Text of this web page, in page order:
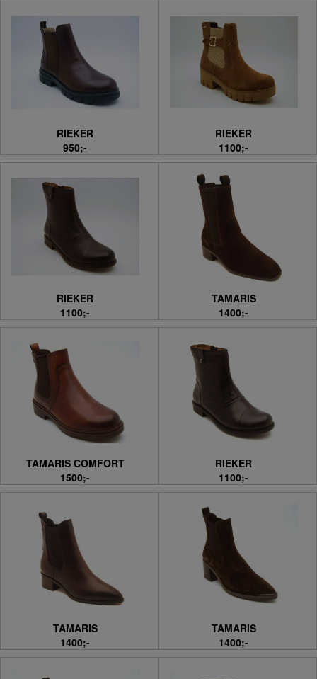
RIEKER
950;-
RIEKER
1100;-
RIEKER
1100;-
TAMARIS
1400;-
TAMARIS COMFORT
1500;-
RIEKER
1100;-
TAMARIS
1400;-
TAMARIS
1400;-